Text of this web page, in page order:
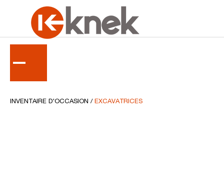
INVENTAIRE D'OCCASION / EXCAVATRICES